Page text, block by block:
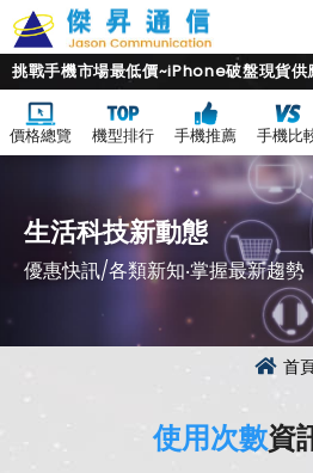
挑戰手機市場最低價~iPhone破盤現貨供
價格總覽 機型排行 手機推薦 手機比
生活科技新動態
優惠快訊/各類新知‧掌握最新趨勢
首
使用次數資